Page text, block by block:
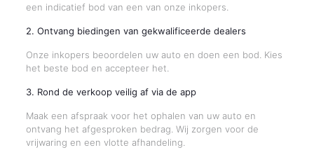
een indicatief bod van een van onze inkopers.
2. Ontvang biedingen van gekwalificeerde dealers
Onze inkopers beoordelen uw auto en doen een bod. Kies
het beste bod en accepteer het.
3. Rond de verkoop veilig af via de app
Maak een afspraak voor het ophalen van uw auto en
ontvang het afgesproken bedrag. Wij zorgen voor de
vrijwaring en een vlotte afhandeling.